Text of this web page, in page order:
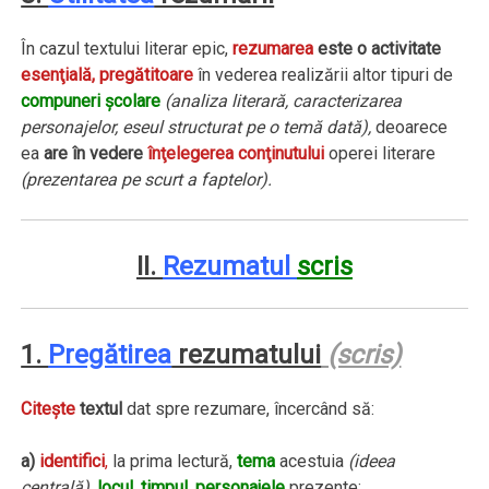
În cazul textului literar epic,rezumarea este o activitate
esenţială, pregătitoare în vederea realizării altor tipuri de
compuneri şcolare (analiza literară, caracterizarea
personajelor, eseul structurat pe o temă dată), deoarece
eaare în vedereînţelegerea conţinutuluioperei literare
(prezentarea pe scurt a faptelor).
II. Rezumatul scris
1. Pregătirea rezumatului (scris)
Citeşte textul dat spre rezumare, încercând să:
a) identifici, la prima lectură,tema acestuia (ideea